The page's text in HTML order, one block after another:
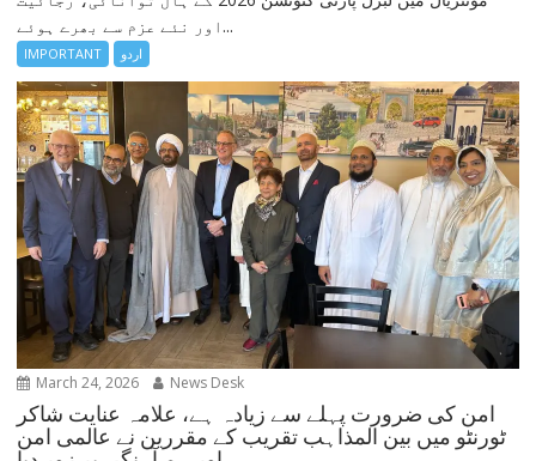
اور نئے عزم سے بھرے ہوئے...
IMPORTANT اردو
March 24, 2026 News Desk
امن کی ضرورت پہلے سے زیادہ ہے، علامہ عنایت شاکر
ٹورنٹو میں بین المذاہب تقریب کے مقررین نے عالمی امن